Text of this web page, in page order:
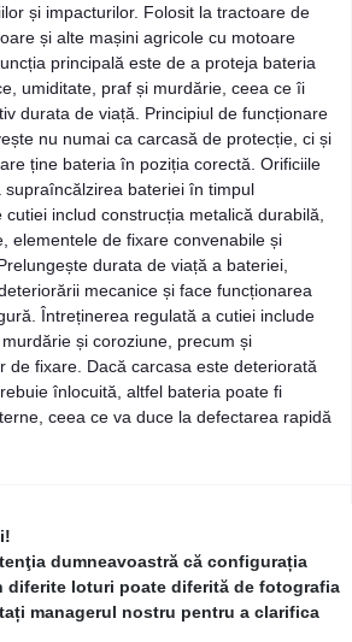
și impacturilor. Folosit la tractoare de
și alte mașini agricole cu motoare
principală este de a proteja bateria
umiditate, praf și murdărie, ceea ce îi
durata de viață. Principiul de funcționare
nu numai ca carcasă de protecție, ci și
ține bateria în poziția corectă. Orificiile
bateriei în timpul
includ construcția metalică durabilă,
elementele de fixare convenabile și
durata de viață a bateriei,
mecanice și face funcționarea
Întreținerea regulată a cutiei include
și coroziune, precum și
de fixare. Dacă carcasa este deteriorată
înlocuită, altfel bateria poate fi
ceea ce va duce la defectarea rapidă
dumneavoastră că configurația
diferite loturi poate diferită de fotografia
managerul nostru pentru a clarifica